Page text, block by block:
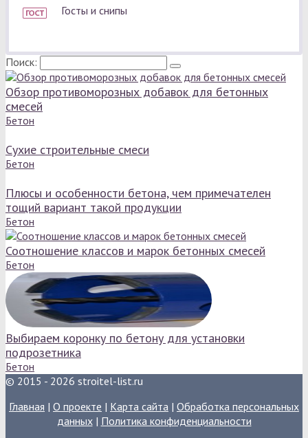
Госты и снипы
Поиск:
Обзор противоморозных добавок для бетонных
смесей
Бетон
Сухие строительные смеси
Бетон
Плюсы и особенности бетона, чем примечателен
тощий вариант такой продукции
Бетон
Соотношение классов и марок бетонных смесей
Бетон
Выбираем коронку по бетону для установки
подрозетника
Бетон
© 2015 - 2026 stroitel-list.ru
Главная | О проекте | Карта сайта | Обработка персональных
данных| Политика конфиденциальности